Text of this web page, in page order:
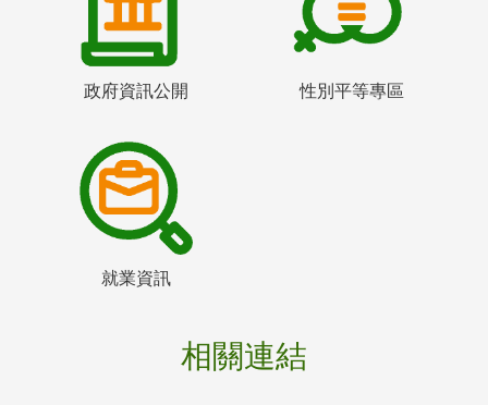
政府資訊公開 性別平等專區
就業資訊
相關連結